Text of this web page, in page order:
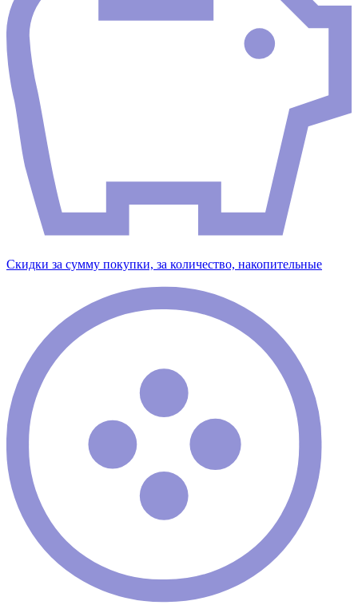
Скидки за сумму покупки, за количество, накопительные